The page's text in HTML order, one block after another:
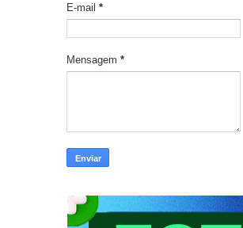
E-mail *
Mensagem *